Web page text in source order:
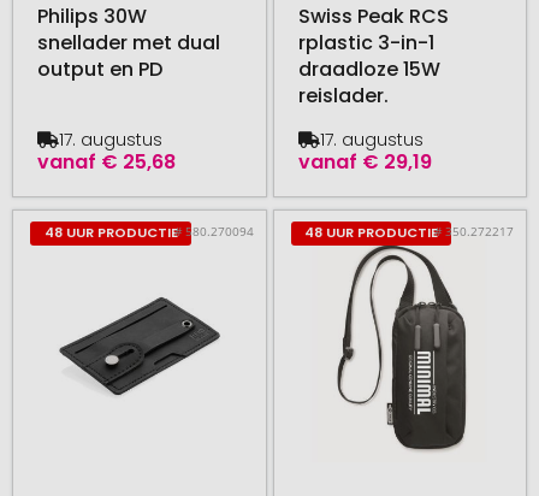
Philips 30W
snellader met dual
output en PD
vanaf € 25,68
17. augustus
Swiss Peak RCS
rplastic 3-in-1
draadloze 15W
reislader.
vanaf € 29,19
17. augustus
48 UUR PRODUCTIE# 580.270094 48 UUR PRODUCTIE# 350.272217